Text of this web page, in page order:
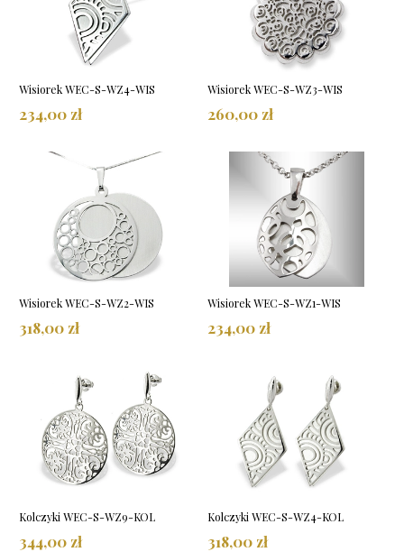
Wisiorek WEC-S-WZ4-WIS
234,00 zł
Wisiorek WEC-S-WZ3-WIS
260,00 zł
Wisiorek WEC-S-WZ2-WIS
318,00 zł
Wisiorek WEC-S-WZ1-WIS
234,00 zł
Kolczyki WEC-S-WZ9-KOL
344,00 zł
Kolczyki WEC-S-WZ4-KOL
318,00 zł